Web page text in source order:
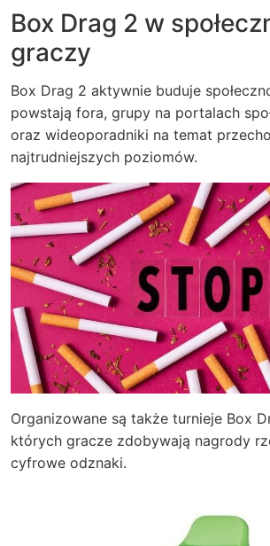
Box Drag 2 w
graczy
Box Drag 2 aktywnie buduje
powstają fora, grupy na portalach
oraz wideoporadniki na temat
najtrudniejszych poziomów.
Organizowane są także turnieje Box
których gracze zdobywają nagrody
cyfrowe odznaki.